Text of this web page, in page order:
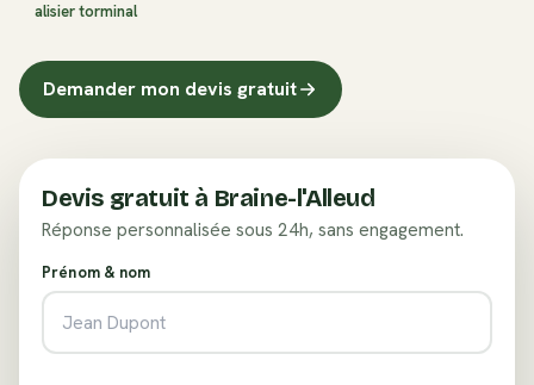
alisier torminal
Demander mon devis gratuit
Devis gratuit à Braine-l'Alleud
Réponse personnalisée sous 24h, sans engagement.
Prénom & nom